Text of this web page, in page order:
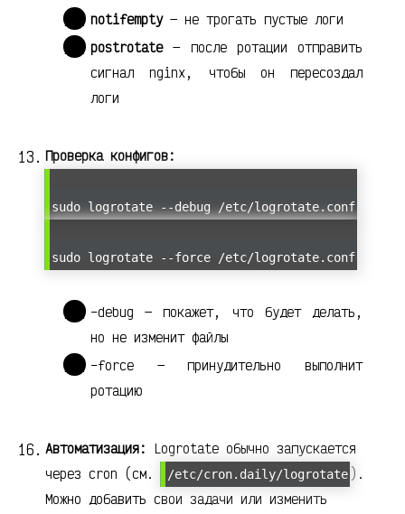
notifempty— не трогать пустые логи
postrotate— после ротации отправить
сигнал nginx, чтобы он пересоздал
логи
Проверка конфигов:
sudo logrotate --debug /etc/logrotate.conf
sudo logrotate --force /etc/logrotate.conf
–debug — покажет, что будет делать,
но не изменит файлы
–force — принудительно выполнит
ротацию
Автоматизация: Logrotate обычно запускается
через cron (см.
/etc/cron.daily/logrotate ).
Можно добавить свои задачи или изменить